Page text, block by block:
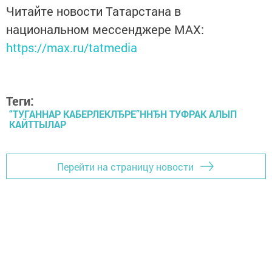
Читайте новости Татарстана в
национальном мессенджере MАХ:
https://max.ru/tatmedia
Теги:
“ТУГАННАР КАБЕРЛЕКЛЂРЕ”ННЂН ТУФРАК АЛЫП
КАЙТТЫЛАР
Перейти на страницу новости